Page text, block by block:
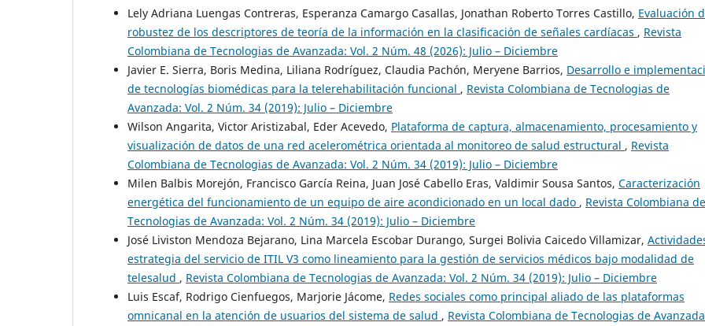
Lely Adriana Luengas Contreras, Esperanza Camargo Casallas, Jonathan Roberto Torres Castillo, Evaluación
robustez de los descriptores de teoría de la información en la clasificación de señales cardíacas , Revista
Colombiana de Tecnologias de Avanzada: Vol. 2 Núm. 48 (2026): Julio – Diciembre
Javier E. Sierra, Boris Medina, Liliana Rodríguez, Claudia Pachón, Meryene Barrios, Desarrollo e
de tecnologías biomédicas para la telerehabilitación funcional , Revista Colombiana de Tecnologias de
Avanzada: Vol. 2 Núm. 34 (2019): Julio – Diciembre
Wilson Angarita, Victor Aristizabal, Eder Acevedo, Plataforma de captura, almacenamiento, procesamiento y
visualización de datos de una red acelerométrica orientada al monitoreo de salud estructural , Revista
Colombiana de Tecnologias de Avanzada: Vol. 2 Núm. 34 (2019): Julio – Diciembre
Milen Balbis Morejón, Francisco García Reina, Juan José Cabello Eras, Valdimir Sousa Santos, Caracterización
energética del funcionamiento de un equipo de aire acondicionado en un local dado , Revista Colombiana de
Tecnologias de Avanzada: Vol. 2 Núm. 34 (2019): Julio – Diciembre
José Liviston Mendoza Bejarano, Lina Marcela Escobar Durango, Surgei Bolivia Caicedo Villamizar,
estrategia del servicio de ITIL V3 como lineamiento para la gestión de servicios médicos bajo modalidad de
telesalud , Revista Colombiana de Tecnologias de Avanzada: Vol. 2 Núm. 34 (2019): Julio – Diciembre
Luis Escaf, Rodrigo Cienfuegos, Marjorie Jácome, Redes sociales como principal aliado de las plataformas
omnicanal en la atención de usuarios del sistema de salud , Revista Colombiana de Tecnologias de